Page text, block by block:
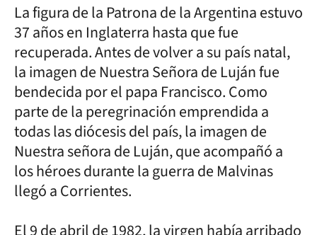
La figura de la Patrona de la Argentina estuvo
37 años en Inglaterra hasta que fue
recuperada. Antes de volver a su país natal,
la imagen de Nuestra Señora de Luján fue
bendecida por el papa Francisco. Como
parte de la peregrinación emprendida a
todas las diócesis del país, la imagen de
Nuestra señora de Luján, que acompañó a
los héroes durante la guerra de Malvinas
llegó a Corrientes.